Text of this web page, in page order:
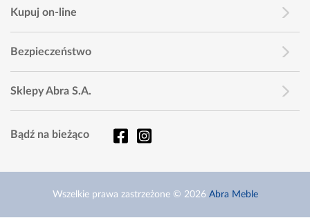
Kupuj on-line
Bezpieczeństwo
Sklepy Abra S.A.
Bądź na bieżąco
Wszelkie prawa zastrzeżone © 2026 Abra Meble